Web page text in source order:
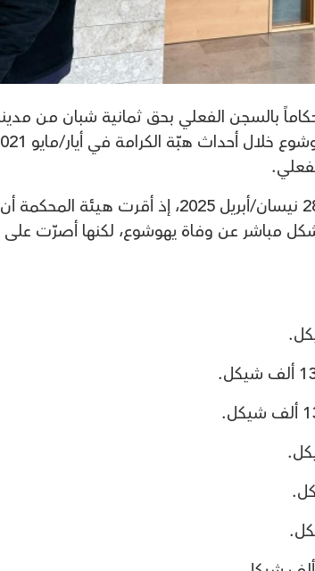
بالسجن الفعلي بحق ثمانية شبان من
وجاءت الجلسة بعد قرار تثبيت ادانة المتهمين بتاريخ 28 نيسان/أبريل 2025، إذ أقرت هيئة المحكمة أن
مباشر عن وفاة يهوشوع، لكنها أصرّت على